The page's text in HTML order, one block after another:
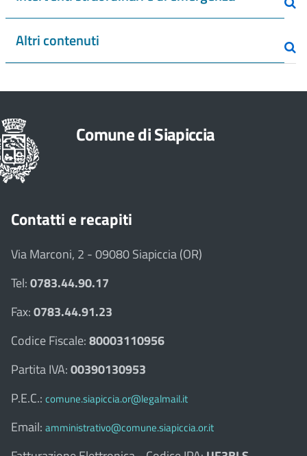
Altri contenuti
Comune di Siapiccia
Contatti e recapiti
Via Marconi, 2 - 09080 Siapiccia (OR)
Tel:0783.44.90.17
Fax:0783.44.91.23
Codice Fiscale:80003110956
Partita IVA:00390130953
P.E.C.: comune.siapiccia.or@legalmail.it
Email: amministrativo@comune.siapiccia.or.it